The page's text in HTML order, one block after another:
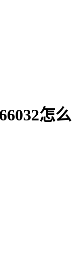
怎么